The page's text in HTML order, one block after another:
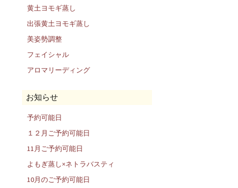
黄土ヨモギ蒸し
出張黄土ヨモギ蒸し
美姿勢調整
フェイシャル
アロマリーディング
お知らせ
予約可能日
１２月ご予約可能日
11月ご予約可能日
よもぎ蒸し×ネトラバスティ
10月のご予約可能日